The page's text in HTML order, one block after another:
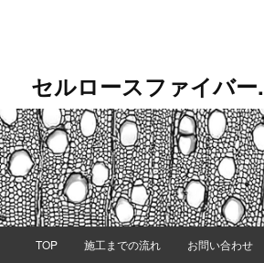
ン
ツ
へ
移
動
セルロースファイバ
TOP 施工までの流れ お問い合わせ